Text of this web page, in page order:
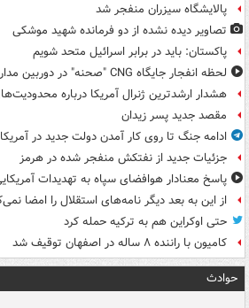
پالایشگاه سیزران منفجر شد
تصاویر دیده‌ نشده از دو فرمانده شهید موشکی
پاکستان: باید در برابر اسرائیل متحد شویم
لحظه انفجار جایگاه CNG "صحنه" در دوربین مداربسته
هشدار ارشدترین ژنرال آمریکا درباره
مقصد جدید پسر زیدان
ادامه جنگ تا روی کار آمدن دولت جدید در
جزئیات جدید از نفتکش منفجر شده در هرمز
پاسخ معنادار هوافضای سپاه به تهدیدات
از این به بعد دیگر نامه‌های استقلال را امضا
حتی اوکراین هم به ترکیه حمله کرد
کامیون با راننده ۸ ساله در اصفهان توقیف شد
حوادث